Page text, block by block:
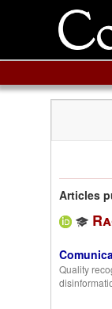
Articles
Quality